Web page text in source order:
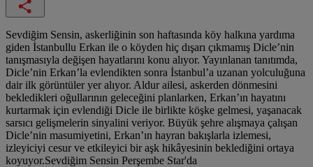
Sevdiğim Sensin, askerliğinin son haftasında köy halkına yardıma
giden İstanbullu Erkan ile o köyden hiç dışarı çıkmamış Dicle’nin
tanışmasıyla değişen hayatlarını konu alıyor. Yayınlanan tanıtımda,
Dicle’nin Erkan’la evlendikten sonra İstanbul’a uzanan yolculuğuna
dair ilk görüntüler yer alıyor. Aldur ailesi, askerden dönmesini
bekledikleri oğullarının geleceğini planlarken, Erkan’ın hayatını
kurtarmak için evlendiği Dicle ile birlikte köşke gelmesi, yaşanacak
sarsıcı gelişmelerin sinyalini veriyor. Büyük şehre alışmaya çalışan
Dicle’nin masumiyetini, Erkan’ın hayran bakışlarla izlemesi,
izleyiciyi cesur ve etkileyici bir aşk hikâyesinin beklediğini ortaya
koyuyor.Sevdiğim Sensin Perşembe Star'da